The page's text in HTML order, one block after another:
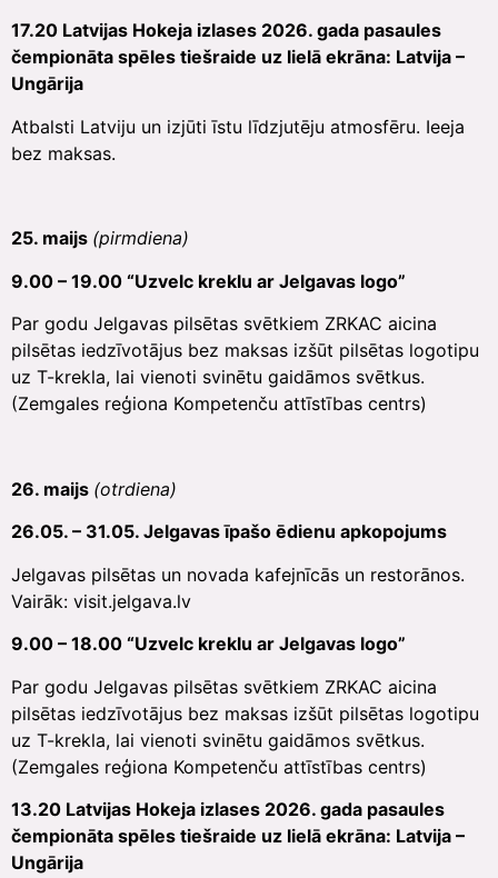
17.20 Latvijas Hokeja izlases 2026. gada pasaules
čempionāta spēles tiešraide uz lielā ekrāna: Latvija –
Ungārija
Atbalsti Latviju un izjūti īstu līdzjutēju atmosfēru. Ieeja
bez maksas.
25. maijs (pirmdiena)
9.00 – 19.00 “Uzvelc kreklu ar Jelgavas logo”
Par godu Jelgavas pilsētas svētkiem ZRKAC aicina
pilsētas iedzīvotājus bez maksas izšūt pilsētas logotipu
uz T-krekla, lai vienoti svinētu gaidāmos svētkus.
(Zemgales reģiona Kompetenču attīstības centrs)
26. maijs (otrdiena)
26.05. – 31.05. Jelgavas īpašo ēdienu apkopojums
Jelgavas pilsētas un novada kafejnīcās un restorānos.
Vairāk: visit.jelgava.lv
9.00 – 18.00 “Uzvelc kreklu ar Jelgavas logo”
Par godu Jelgavas pilsētas svētkiem ZRKAC aicina
pilsētas iedzīvotājus bez maksas izšūt pilsētas logotipu
uz T-krekla, lai vienoti svinētu gaidāmos svētkus.
(Zemgales reģiona Kompetenču attīstības centrs)
13.20 Latvijas Hokeja izlases 2026. gada pasaules
čempionāta spēles tiešraide uz lielā ekrāna: Latvija –
Ungārija